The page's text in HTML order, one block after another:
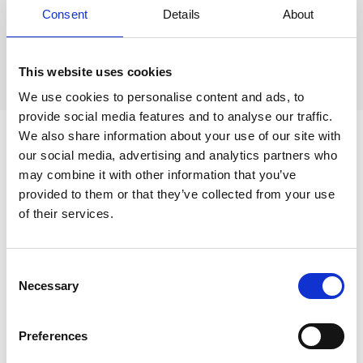
Consent Details About
This website uses cookies
We use cookies to personalise content and ads, to
provide social media features and to analyse our traffic.
We also share information about your use of our site with
our social media, advertising and analytics partners who
may combine it with other information that you’ve
provided to them or that they’ve collected from your use
of their services.
Selection
Necessary
Preferences
Chapelles des Pénitents Blancs:Kapell fra slutten av 1400-tallet
Eglise de la transfiguration: Kirke fra